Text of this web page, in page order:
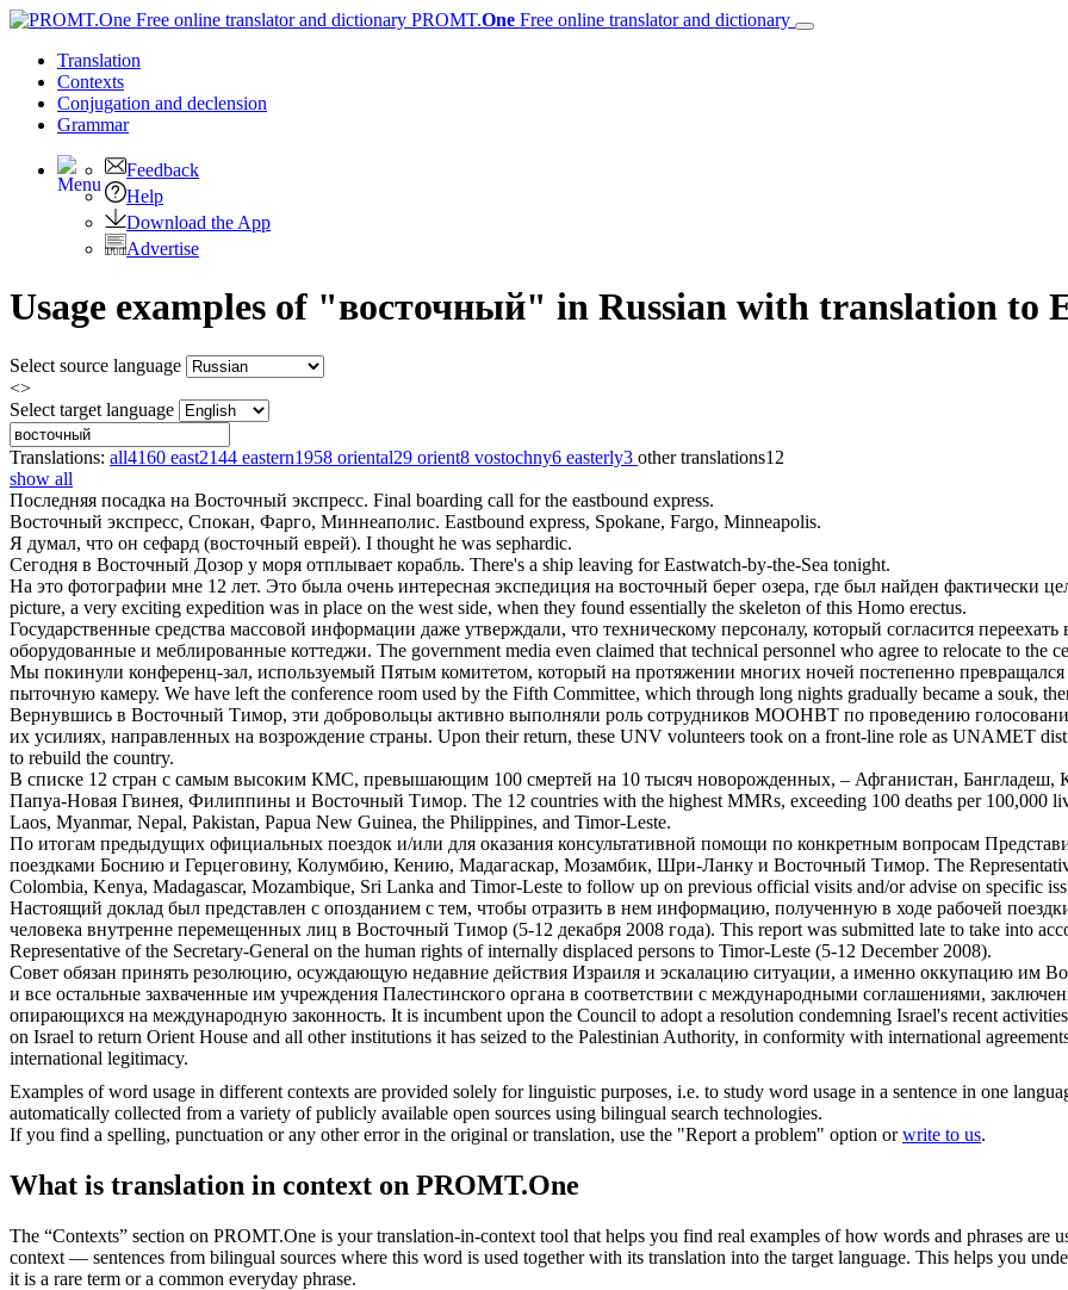
PROMT.One Free online translator and dictionary
Translation
Contexts
Conjugation and declension
Grammar
Feedback
Help
Download the App
Advertise
Usage examples of "восточный" in Russian with translation to
Select source language
<>
Select target language
Translations: all4160 east2144 eastern1958 oriental29 orient8 vostochny6 easterly3 other translations12
show all
Последняя посадка на Восточный экспресс. Final boarding call for the eastbound express.
Восточный экспресс, Спокан, Фарго, Миннеаполис. Eastbound express, Spokane, Fargo, Minneapolis.
Я думал, что он сефард (восточный еврей). I thought he was sephardic.
Сегодня в Восточный Дозор у моря отплывает корабль. There's a ship leaving for Eastwatch-by-the-Sea tonight.
На это фотографии мне 12 лет. Это была очень интересная экспедиция на восточный берег озера, где был найден фактически
picture, a very exciting expedition was in place on the west side, when they found essentially the skeleton of this Homo erectus.
Государственные средства массовой информации даже утверждали, что техническому персоналу, который согласится переехать
оборудованные и меблированные коттеджи. The government media even claimed that technical personnel who agree to relocate to
Мы покинули конференц-зал, используемый Пятым комитетом, который на протяжении многих ночей постепенно превращался
пыточную камеру. We have left the conference room used by the Fifth Committee, which through long nights gradually became a souk,
Вернувшись в Восточный Тимор, эти добровольцы активно выполняли роль сотрудников МООНВТ по проведению
их усилиях, направленных на возрождение страны. Upon their return, these UNV volunteers took on a front-line role as UNAMET
to rebuild the country.
В списке 12 стран с самым высоким КМС, превышающим 100 смертей на 10 тысяч новорожденных, – Афганистан,
Папуа-Новая Гвинея, Филиппины и Восточный Тимор. The 12 countries with the highest MMRs, exceeding 100 deaths per 100,000
Laos, Myanmar, Nepal, Pakistan, Papua New Guinea, the Philippines, and Timor-Leste.
По итогам предыдущих официальных поездок и/или для оказания консультативной помощи по конкретным вопросам
поездками Боснию и Герцеговину, Колумбию, Кению, Мадагаскар, Мозамбик, Шри-Ланку и Восточный Тимор. The
Colombia, Kenya, Madagascar, Mozambique, Sri Lanka and Timor-Leste to follow up on previous official visits and/or advise on specific
Настоящий доклад был представлен с опозданием с тем, чтобы отразить в нем информацию, полученную в ходе рабочей
человека внутренне перемещенных лиц в Восточный Тимор (5-12 декабря 2008 года). This report was submitted late to take into
Representative of the Secretary-General on the human rights of internally displaced persons to Timor-Leste (5-12 December 2008).
Совет обязан принять резолюцию, осуждающую недавние действия Израиля и эскалацию ситуации, а именно оккупацию им
и все остальные захваченные им учреждения Палестинского органа в соответствии с международными соглашениями,
опирающихся на международную законность. It is incumbent upon the Council to adopt a resolution condemning Israel's recent
on Israel to return Orient House and all other institutions it has seized to the Palestinian Authority, in conformity with international
international legitimacy.
Examples of word usage in different contexts are provided solely for linguistic purposes, i.e. to study word usage in a sentence in one
automatically collected from a variety of publicly available open sources using bilingual search technologies.
If you find a spelling, punctuation or any other error in the original or translation, use the "Report a problem" option orwrite to us.
What is translation in context on PROMT.One
The “Contexts” section on PROMT.One is your translation-in-context tool that helps you find real examples of how words and phrases are
context — sentences from bilingual sources where this word is used together with its translation into the target language. This helps you
it is a rare term or a common everyday phrase.